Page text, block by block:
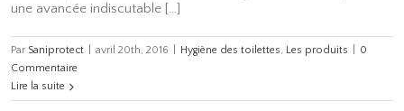
une avancée indiscutable […]
Par Saniprotect avril 20th, 2016 Hygiène des toilettes, Les produits
0
Commentaire
Lire la suite